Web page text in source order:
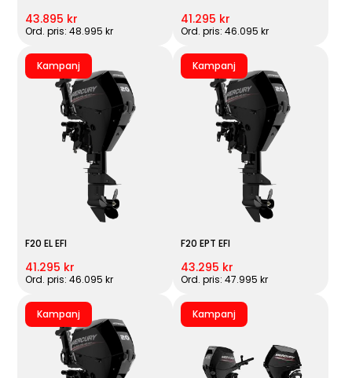
43.895 kr
Ord. pris: 48.995 kr
41.295 kr
Ord. pris: 46.095 kr
Kampanj
F20 EL EFI
41.295 kr
Ord. pris: 46.095 kr
Kampanj
F20 EPT EFI
43.295 kr
Ord. pris: 47.995 kr
Kampanj Kampanj